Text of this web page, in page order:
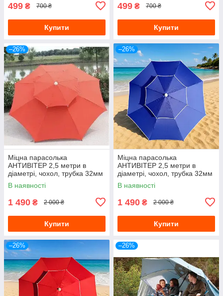
499 ₴ 700 ₴
Купити
499 ₴ 700 ₴
Купити
–26%
Міцна парасолька
АНТИВІТЕР 2,5 метри в
діаметрі, чохол, трубка 32мм
колір Червоний
В наявності
1 490 ₴ 2 000 ₴
Купити
–26%
Міцна парасолька
АНТИВІТЕР 2,5 метри в
діаметрі, чохол, трубка 32мм
В наявності
1 490 ₴ 2 000 ₴
Купити
–26% –26%